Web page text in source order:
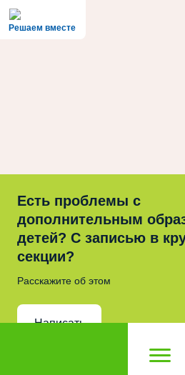
Решаем вместе
Есть проблемы с
дополнительным
детей? С записью в
секции?
Расскажите об этом
Написать